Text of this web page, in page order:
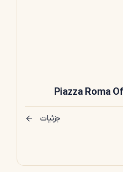
Piazza Roma
جزئیات